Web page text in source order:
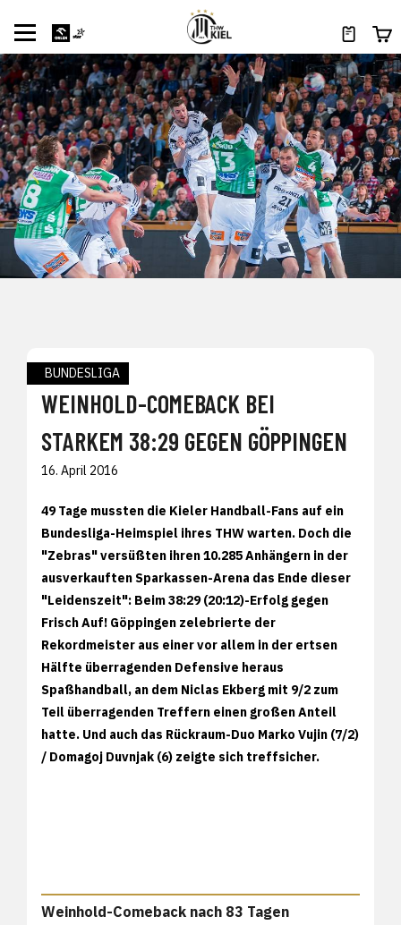
BUNDESLIGA
WEINHOLD-COMEBACK BEI
STARKEM 38:29 GEGEN GÖPPINGEN
16. April 2016
49 Tage mussten die Kieler Handball-Fans auf ein
Bundesliga-Heimspiel ihres THW warten. Doch die
"Zebras" versüßten ihren 10.285 Anhängern in der
ausverkauften Sparkassen-Arena das Ende dieser
"Leidenszeit": Beim 38:29 (20:12)-Erfolg gegen
Frisch Auf! Göppingen zelebrierte der
Rekordmeister aus einer vor allem in der ertsen
Hälfte überragenden Defensive heraus
Spaßhandball, an dem Niclas Ekberg mit 9/2 zum
Teil überragenden Treffern einen großen Anteil
hatte. Und auch das Rückraum-Duo Marko Vujin (7/2)
/ Domagoj Duvnjak (6) zeigte sich treffsicher.
Weinhold-Comeback nach 83 Tagen